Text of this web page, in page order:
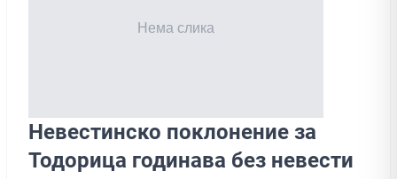
Невестинско поклонение за
Тодорица годинава без невести